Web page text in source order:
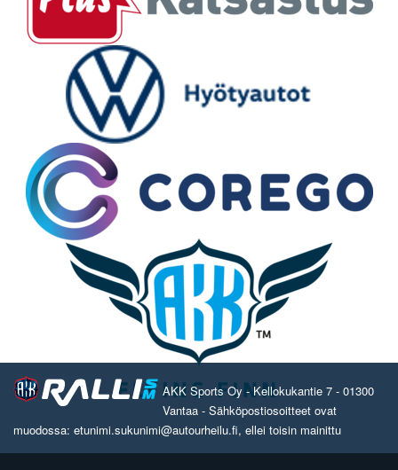
AKK Sports Oy - Kellokukantie 7 - 01300
Vantaa - Sähköpostiosoitteet ovat
muodossa: etunimi.sukunimi@autourheilu.fi, ellei toisin mainittu